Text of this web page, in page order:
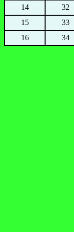
14 32
15 33
16 34